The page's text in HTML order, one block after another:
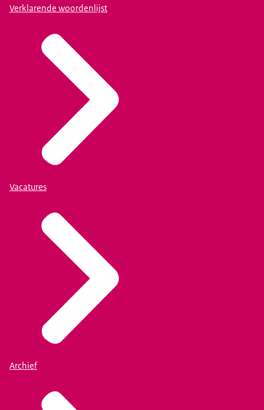
Verklarende woordenlijst
Vacatures
Archief